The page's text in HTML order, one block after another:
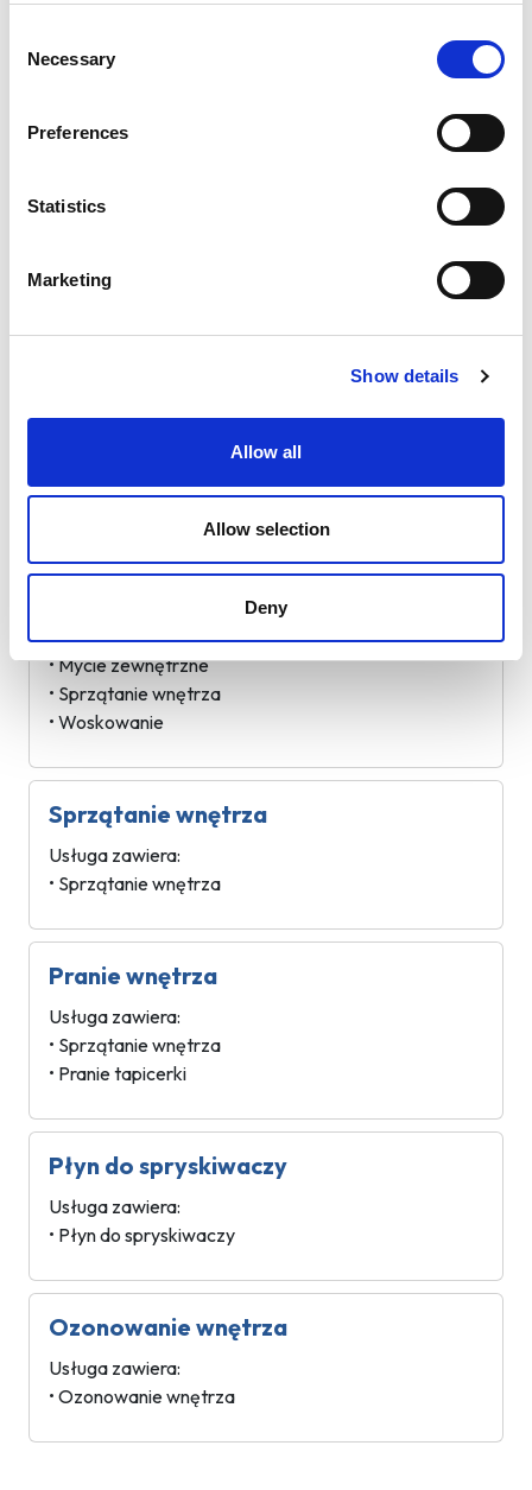
Selection
Necessary
Preferences
Statistics
Marketing
Show details
Allow all
Allow selection
Deny
Mycie zewnętrzne
• Mycie zewnętrzne
Komplet
• Mycie zewnętrzne
• Woskowanie
Komplet z woskowaniem
Usługa zawiera:
• Mycie zewnętrzne
• Sprzątanie wnętrza
• Woskowanie
Sprzątanie wnętrza
Usługa zawiera:
• Sprzątanie wnętrza
Pranie wnętrza
Usługa zawiera:
• Sprzątanie wnętrza
• Pranie tapicerki
Płyn do spryskiwaczy
Usługa zawiera:
• Płyn do spryskiwaczy
Ozonowanie wnętrza
Usługa zawiera:
• Ozonowanie wnętrza